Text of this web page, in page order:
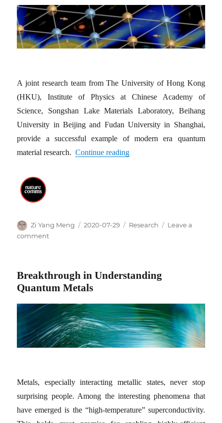
A joint research team from The University of Hong Kong
(HKU), Institute of Physics at Chinese Academy of
Science, Songshan Lake Materials Laboratory, Beihang
University in Beijing and Fudan University in Shanghai,
provide a successful example of modern era quantum
material research.Continue reading
Author
Zi Yang Meng
Posted
2020-07-29 Categories
Research
Leave a
commenton
connecting
physicists
Hong
Kong,
Beijing
and
Shanghai
Breakthrough in Understanding
Quantum Metals
Metals, especially interacting metallic states, never stop
surprising people. Among the interesting phenomena that
have emerged is the “high-temperature” superconductivity.